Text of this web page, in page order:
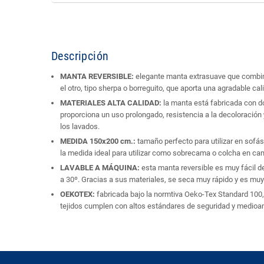
Descripción
MANTA REVERSIBLE: elegante manta extrasuave que
el otro, tipo sherpa o borreguito, que aporta una agradable
MATERIALES ALTA CALIDAD: la manta está fabricada con
proporciona un uso prolongado, resistencia a la
los lavados.
MEDIDA 150x200 cm.: tamaño perfecto para utilizar en
la medida ideal para utilizar como sobrecama o colcha en
LAVABLE A MÁQUINA: esta manta reversible es muy fácil
a 30º. Gracias a sus materiales, se seca muy rápido y es
OEKOTEX: fabricada bajo la normtiva Oeko-Tex Standard
tejidos cumplen con altos estándares de seguridad y